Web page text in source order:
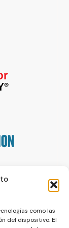
como las
del dispositivo. El